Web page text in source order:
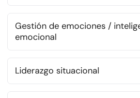
Gestión de emociones /
emocional
Liderazgo situacional